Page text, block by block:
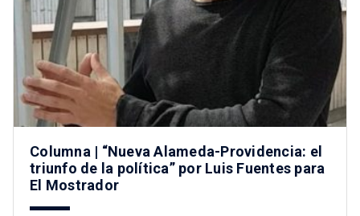
Columna | “Nueva Alameda-Providencia: el
triunfo de la política” por Luis Fuentes para
El Mostrador